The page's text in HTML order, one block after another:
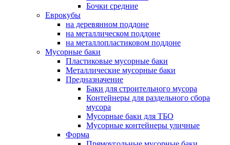
Бочки средние
Еврокубы
на деревянном поддоне
на металлическом поддоне
на металлопластиковом поддоне
Мусорные баки
Пластиковые мусорные баки
Металлические мусорные баки
Предназначение
Баки для строительного мусора
Контейнеры для раздельного сбора
мусора
Мусорные баки для ТБО
Мусорные контейнеры уличные
Форма